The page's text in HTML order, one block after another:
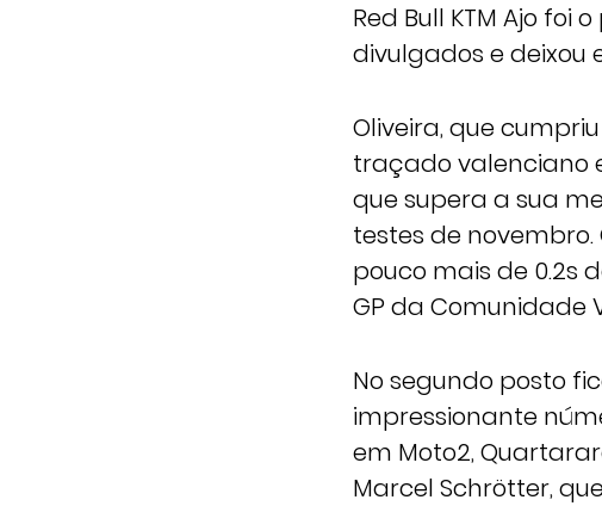
Red Bull KTM Ajo foi
divulgados e deixou
Oliveira, que
traçado valenciano
que supera a sua
testes de
pouco mais de 0.2s
GP da Comunidade
No segundo posto
impressionante
em Moto2,
Marcel Schrötter,